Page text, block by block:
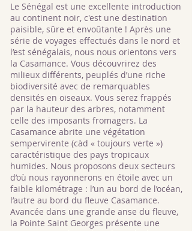
Le Sénégal est une excellente introduction
au continent noir, c'est une destination
paisible, sûre et envoûtante ! Après une
série de voyages effectués dans le nord et
l’est sénégalais, nous nous orientons vers
la Casamance. Vous découvrirez des
milieux différents, peuplés d’une riche
biodiversité avec de remarquables
densités en oiseaux. Vous serez frappés
par la hauteur des arbres, notamment
celle des imposants fromagers. La
Casamance abrite une végétation
sempervirente (càd « toujours verte »)
caractéristique des pays tropicaux
humides. Nous proposons deux secteurs
d’où nous rayonnerons en étoile avec un
faible kilométrage : l’un au bord de l’océan,
l’autre au bord du fleuve Casamance.
Avancée dans une grande anse du fleuve,
la Pointe Saint Georges présente une